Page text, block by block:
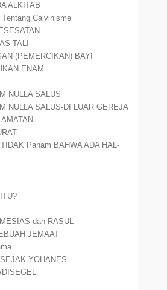
ALKITAB
Tentang Calvinisme
TALI
(PEMERCIKAN) BAYI
ENAM
NULLA SALUS
NULLA SALUS-DI LUAR GEREJA
Paham BAHWA ADA HAL-
dan RASUL
JEMAAT
YOHANES
DISEGEL